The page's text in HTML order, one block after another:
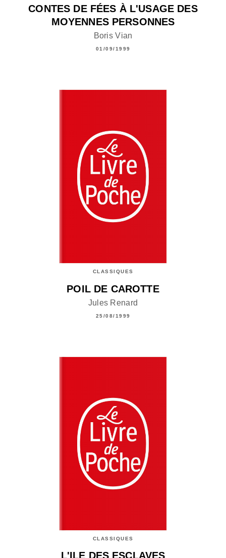
CONTES DE FÉES À L'USAGE DES
MOYENNES PERSONNES
Boris Vian
01/09/1999
CLASSIQUES
POIL DE CAROTTE
Jules Renard
25/08/1999
CLASSIQUES
L'ILE DES ESCLAVES